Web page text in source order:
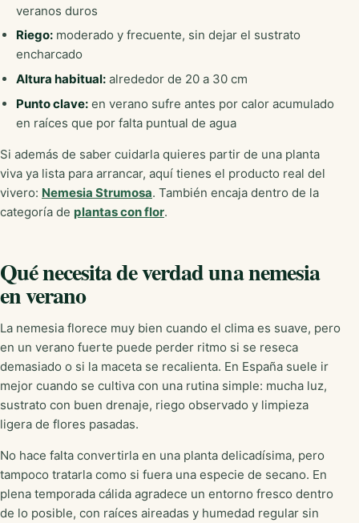
veranos duros
Riego:moderado y frecuente, sin dejar el sustrato
encharcado
Altura habitual:alrededor de 20 a 30 cm
Punto clave:en verano sufre antes por calor acumulado
en raíces que por falta puntual de agua
Si además de saber cuidarla quieres partir de una planta
viva ya lista para arrancar, aquí tienes el producto real del
vivero: Nemesia Strumosa. También encaja dentro de la
categoría de plantas con flor.
Qué necesita de verdad una nemesia
en verano
La nemesia florece muy bien cuando el clima es suave, pero
en un verano fuerte puede perder ritmo si se reseca
demasiado o si la maceta se recalienta. En España suele ir
mejor cuando se cultiva con una rutina simple: mucha luz,
sustrato con buen drenaje, riego observado y limpieza
ligera de flores pasadas.
No hace falta convertirla en una planta delicadísima, pero
tampoco tratarla como si fuera una especie de secano. En
plena temporada cálida agradece un entorno fresco dentro
de lo posible, con raíces aireadas y humedad regular sin